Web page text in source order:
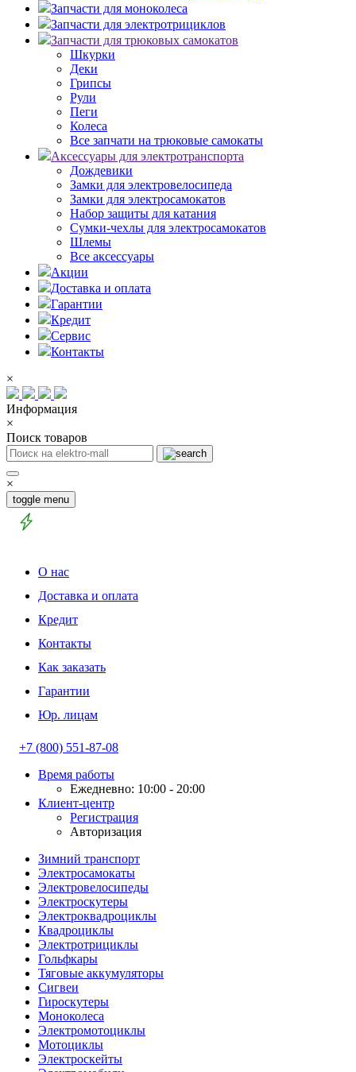
Запчасти для моноколеса
Запчасти для электротрициклов
Запчасти для трюковых самокатов
Шкурки
Деки
Грипсы
Рули
Пеги
Колеса
Все запчати на трюковые самокаты
Аксессуары для электротранспорта
Дождевики
Замки для электровелосипеда
Замки для электросамокатов
Набор защиты для катания
Сумки-чехлы для электросамокатов
Шлемы
Все аксессуары
Акции
Доставка и оплата
Гарантии
Кредит
Сервис
Контакты
×
Информация
×
Поиск товаров
×
toggle menu
О нас
Доставка и оплата
Кредит
Контакты
Как заказать
Гарантии
Юр. лицам
+7 (800) 551-87-08
Время работы
Ежедневно: 10:00 - 20:00
Клиент-центр
Регистрация
Авторизация
Зимний транспорт
Электросамокаты
Электровелосипеды
Электроскутеры
Электроквадроциклы
Квадроциклы
Электротрициклы
Гольфкары
Тяговые аккумуляторы
Сигвеи
Гироскутеры
Моноколеса
Электромотоциклы
Мотоциклы
Электроскейты